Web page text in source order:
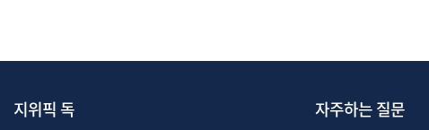
지위픽 독 자주하는 질문